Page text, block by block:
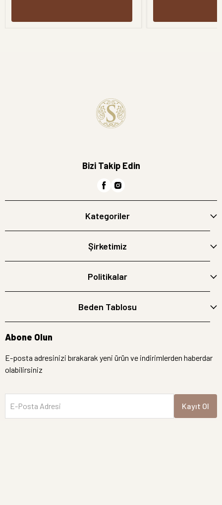
Bizi Takip Edin
Kategoriler
Şirketimiz
Politikalar
Beden Tablosu
Abone Olun
E-posta adresinizi bırakarak yeni ürün ve indirimlerden haberdar
olabilirsiniz
E-Posta Adresi Kayıt Ol